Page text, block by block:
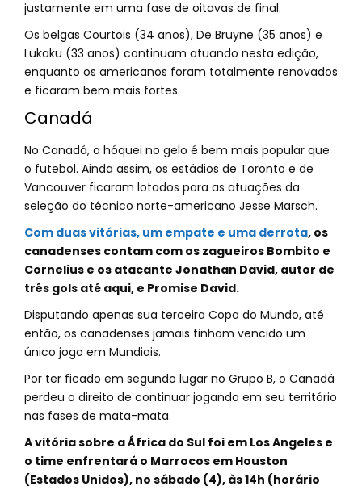
justamente em uma fase de oitavas de final.
Os belgas Courtois (34 anos), De Bruyne (35 anos) e
Lukaku (33 anos) continuam atuando nesta edição,
enquanto os americanos foram totalmente renovados
e ficaram bem mais fortes.
Canadá
No Canadá, o hóquei no gelo é bem mais popular que
o futebol. Ainda assim, os estádios de Toronto e de
Vancouver ficaram lotados para as atuações da
seleção do técnico norte-americano Jesse Marsch.
Com duas vitórias, um empate e uma derrota, os
canadenses contam com os zagueiros Bombito e
Cornelius e os atacante Jonathan David, autor de
três gols até aqui, e Promise David.
Disputando apenas sua terceira Copa do Mundo, até
então, os canadenses jamais tinham vencido um
único jogo em Mundiais.
Por ter ficado em segundo lugar no Grupo B, o Canadá
perdeu o direito de continuar jogando em seu território
nas fases de mata-mata.
A vitória sobre a África do Sul foi em Los Angeles e
o time enfrentará o Marrocos em Houston
(Estados Unidos), no sábado (4), às 14h (horário